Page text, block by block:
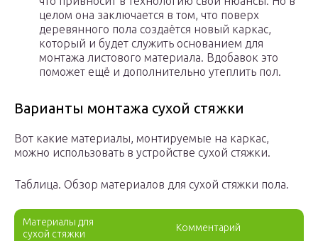
целом она заключается в том, что поверх
деревянного пола создаётся новый каркас,
который и будет служить основанием для
монтажа листового материала. Вдобавок это
поможет ещё и дополнительно утеплить пол.
Варианты монтажа сухой стяжки
Вот какие материалы, монтируемые на каркас,
можно использовать в устройстве сухой стяжки.
Таблица. Обзор материалов для сухой стяжки пола.
Материалы для
сухой стяжки
Комментарий